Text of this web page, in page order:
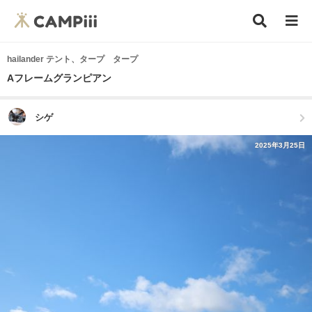
hailander テント、タープ タープ
Aフレームグランピアン
シゲ
2025年3月25日